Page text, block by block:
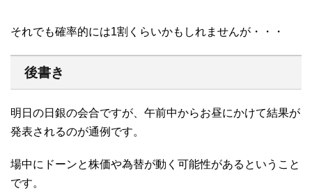
それでも確率的には1割くらいかもしれませんが・・・
後書き
明日の日銀の会合ですが、午前中からお昼にかけて結果が
発表されるのが通例です。
場中にドーンと株価や為替が動く可能性があるということ
です。